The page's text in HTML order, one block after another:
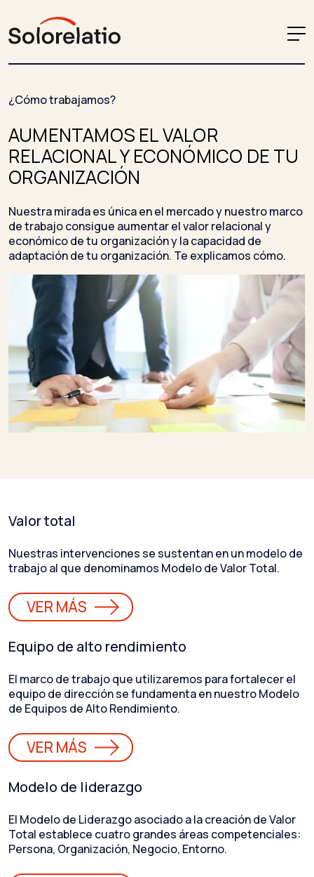
¿Cómo trabajamos?
AUMENTAMOS EL VALOR
RELACIONAL Y ECONÓMICO DE TU
ORGANIZACIÓN
Nuestra mirada es única en el mercado y nuestro marco
de trabajo consigue aumentar el valor relacional y
económico de tu organización y la capacidad de
adaptación de tu organización. Te explicamos cómo.
Valor total
Nuestras intervenciones se sustentan en un modelo de
trabajo al que denominamos Modelo de Valor Total.
VER MÁS
Equipo de alto rendimiento
El marco de trabajo que utilizaremos para fortalecer el
equipo de dirección se fundamenta en nuestro Modelo
de Equipos de Alto Rendimiento.
VER MÁS
Modelo de liderazgo
El Modelo de Liderazgo asociado a la creación de Valor
Total establece cuatro grandes áreas competenciales:
Persona, Organización, Negocio, Entorno.